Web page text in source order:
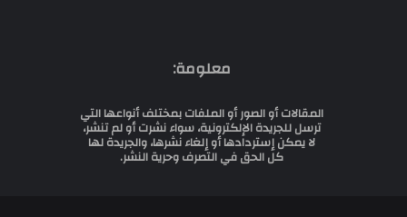
معلومة:
المقالات أو الصور أو الملفات بمختلف أنواعها التي
ترسل للجريدة الإلكترونية، سواء نشرت أو لم تنشر،
لا يمكن إستردادها أو إلغاء نشرها، والجريدة لها
كل الحق في التصرف وحرية النشر.